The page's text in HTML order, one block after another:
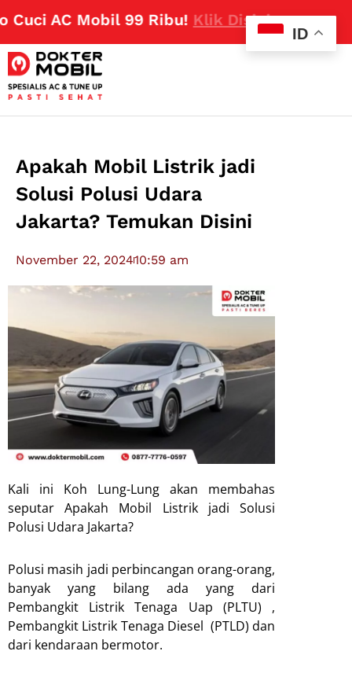
AC Mobil 99 Ribu!Klik Disini
Apakah Mobil Listrik jadi
Solusi Polusi Udara
Jakarta? Temukan Disini
November 22, 202410:59 am
Kali ini Koh Lung-Lung akan membahas
seputar Apakah Mobil Listrik jadi Solusi
Polusi Udara Jakarta?
Polusi masih jadi perbincangan orang-orang,
banyak yang bilang ada yang dari
Pembangkit Listrik Tenaga Uap (PLTU) ,
Pembangkit Listrik Tenaga Diesel (PTLD) dan
dari kendaraan bermotor.
ID